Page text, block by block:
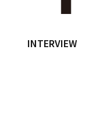
INTERVIEW